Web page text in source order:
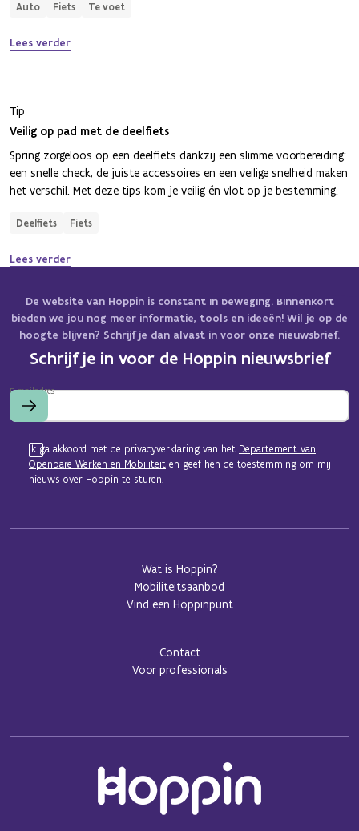
Auto Fiets Te voet
Lees verder
Tip
Veilig op pad met de deelfiets
Spring zorgeloos op een deelfiets dankzij een slimme voorbereiding:
een snelle check, de juiste accessoires en een veilige snelheid maken
het verschil. Met deze tips kom je veilig én vlot op je bestemming.
Deelfiets Fiets
Lees verder
De website van Hoppin is constant in beweging. Binnenkort
bieden we jou nog meer informatie, tools en ideeën! Wil je op de
hoogte blijven? Schrijf je dan alvast in voor onze nieuwsbrief.
Schrijf je in voor de Hoppin nieuwsbrief
E-mailadres
Ik ga akkoord met de privacyverklaring van het Departement van
Openbare Werken en Mobiliteit en geef hen de toestemming om mij
nieuws over Hoppin te sturen.
Wat is Hoppin?
Mobiliteitsaanbod
Vind een Hoppinpunt
Contact
Voor professionals